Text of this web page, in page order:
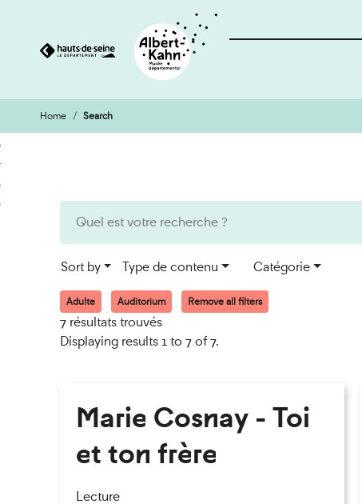
Go
to
content
Go
to
search
engine
Home Search
Sort by Type de contenu Catégorie
Adulte Auditorium Remove all filters
7 résultats trouvés
Displaying results 1 to 7 of 7.
Marie Cosnay - Toi
et ton frère
Lecture
Cookies management panel